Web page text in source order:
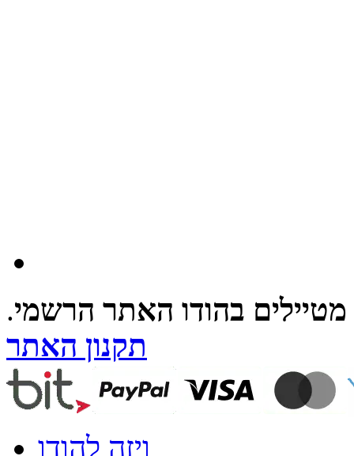
מטיילים בהודו האתר הרשמי.
תקנון האתר
ויזה להודו